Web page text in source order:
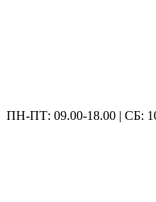
ПН-ПТ: 09.00-18.00 | СБ: